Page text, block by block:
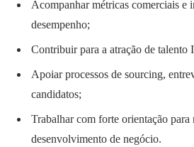
Acompanhar métricas comerciais e
desempenho;
Contribuir para a atração de talento
Apoiar processos de sourcing,
candidatos;
Trabalhar com forte orientação para
desenvolvimento de negócio.